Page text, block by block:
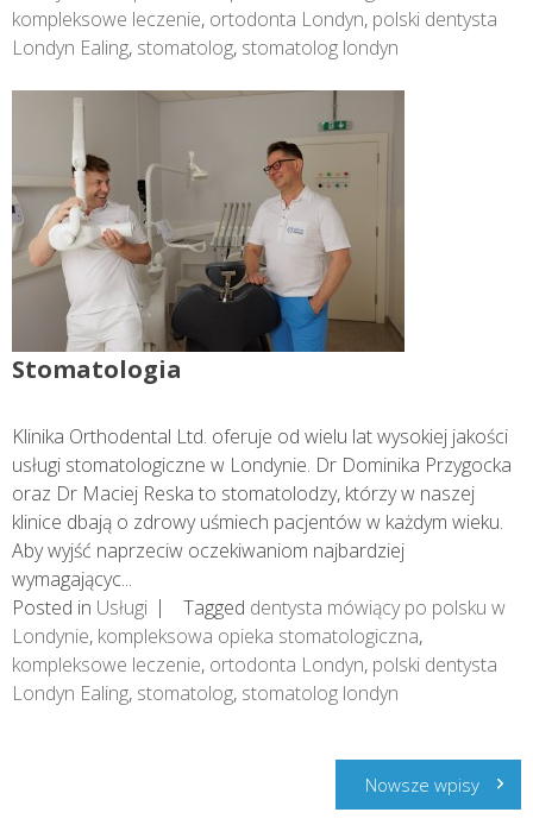
kompleksowe leczenie, ortodonta Londyn, polski dentysta
Londyn Ealing, stomatolog, stomatolog londyn
Stomatologia
Klinika Orthodental Ltd. oferuje od wielu lat wysokiej jakości
usługi stomatologiczne w Londynie. Dr Dominika Przygocka
oraz Dr Maciej Reska to stomatolodzy, którzy w naszej
klinice dbają o zdrowy uśmiech pacjentów w każdym wieku.
Aby wyjść naprzeciw oczekiwaniom najbardziej
wymagającyc...
Posted in Usługi Tagged dentysta mówiący po polsku w
Londynie, kompleksowa opieka stomatologiczna,
kompleksowe leczenie, ortodonta Londyn, polski dentysta
Londyn Ealing, stomatolog, stomatolog londyn
Nowsze wpisy